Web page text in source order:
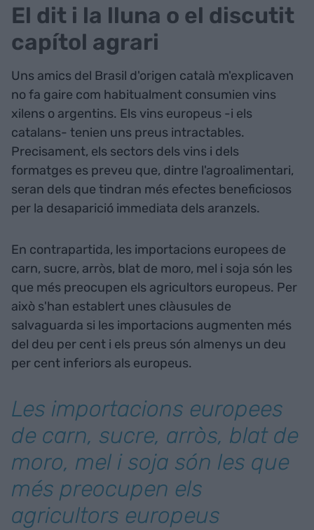
El dit i la lluna o el discutit
capítol agrari
Uns amics del Brasil d'origen català m'explicaven
no fa gaire com habitualment consumien vins
xilens o argentins. Els vins europeus -i els
catalans- tenien uns preus intractables.
Precisament, els sectors dels vins i dels
formatges es preveu que, dintre l'agroalimentari,
seran dels que tindran més efectes beneficiosos
per la desaparició immediata dels aranzels.
En contrapartida, les importacions europees de
carn, sucre, arròs, blat de moro, mel i soja són les
que més preocupen els agricultors europeus. Per
això s'han establert unes clàusules de
salvaguarda si les importacions augmenten més
del deu per cent i els preus són almenys un deu
per cent inferiors als europeus.
Les importacions europees
de carn, sucre, arròs, blat de
moro, mel i soja són les que
més preocupen els
agricultors europeus